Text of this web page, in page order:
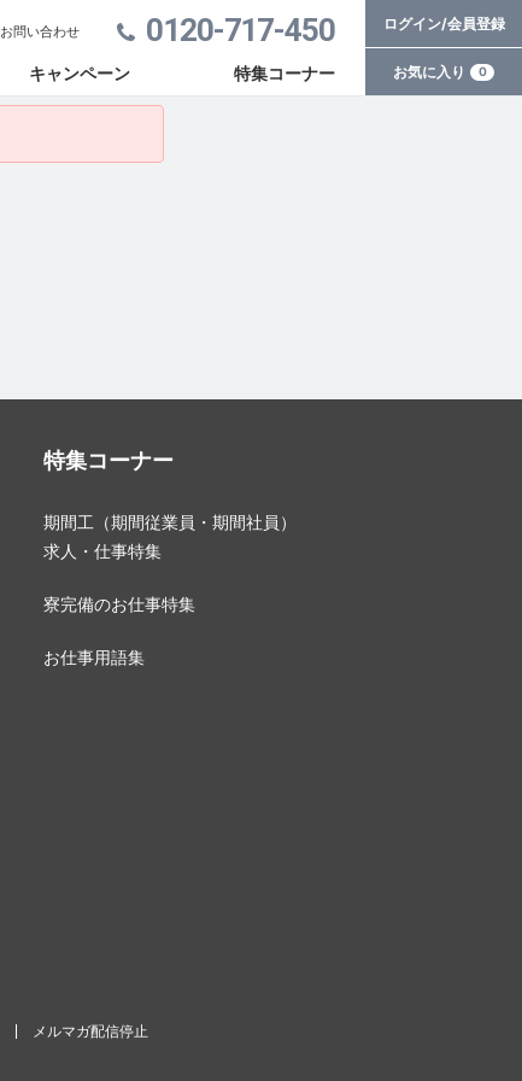
0120-717-450
キャンペーン 特集コーナー
お問い合わせ ログイン/会員登録
お気に入り 0
特集コーナー
期間工（期間従業員・期間社員）
求人・仕事特集
寮完備のお仕事特集
お仕事用語集
メルマガ配信停止